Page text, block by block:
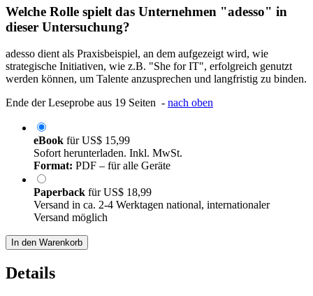
Welche Rolle spielt das Unternehmen "adesso" in
dieser Untersuchung?
adesso dient als Praxisbeispiel, an dem aufgezeigt wird, wie
strategische Initiativen, wie z.B. "She for IT", erfolgreich genutzt
werden können, um Talente anzusprechen und langfristig zu binden.
Ende der Leseprobe aus 19 Seiten - nach oben
eBook fürUS$ 15,99
Sofort herunterladen. Inkl. MwSt.
Format: PDF – für alle Geräte
Paperback fürUS$ 18,99
Versand in ca. 2-4 Werktagen national, internationaler
Versand möglich
In den Warenkorb
Details